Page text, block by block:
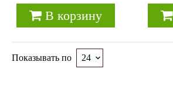
В корзину
Показывать по